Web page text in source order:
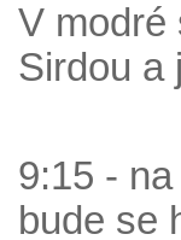
V modré
Sirdou a
9:15 -
bude se